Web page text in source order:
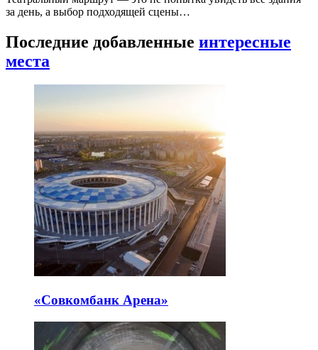
за день, а выбор подходящей сцены…
Последние добавленные интересные
места
«Совкомбанк Арена⁠»